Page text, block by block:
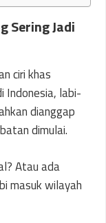
Sering Jadi
ciri khas
Indonesia, labi-
dianggap
dimulai.
Atau ada
masuk wilayah